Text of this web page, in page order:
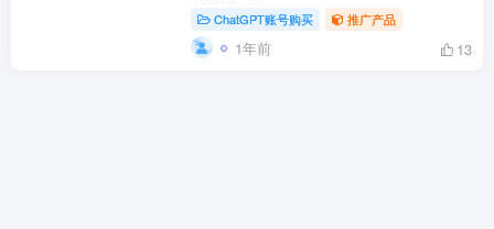
ChatGPT账号购买 推广产品
1年前 13